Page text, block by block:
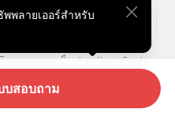
บสอบถาม
พลายเออร์สำหรับ
ม ราคา
ขายส่งผลิตภัณฑ์ร้อน
ยบายความเป็นส่วนตัว
ติดต่อ
Co., Ltd. All Rights Reserved